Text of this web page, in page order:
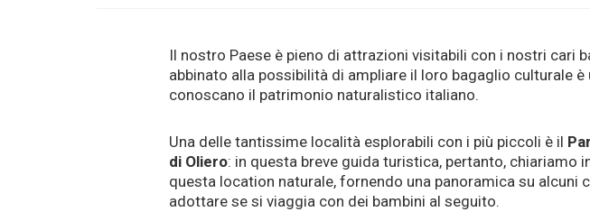
Il nostro Paese è pieno di attrazioni visitabili con i nostri cari
abbinato alla possibilità di ampliare il loro bagaglio culturale
conoscano il patrimonio naturalistico italiano.
Una delle tantissime località esplorabili con i più piccoli è il
di Oliero: in questa breve guida turistica, pertanto, chiariamo
questa location naturale, fornendo una panoramica su alcuni
adottare se si viaggia con dei bambini al seguito.